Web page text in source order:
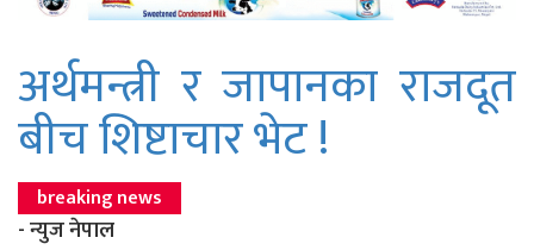
अर्थमन्त्री र जापानका राजदूत
बीच शिष्टाचार भेट !
breaking news
- न्युज नेपाल